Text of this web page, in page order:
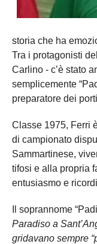
storia che ha
Tra i protagonisti
Carlino - c’è stato
semplicemente
preparatore dei
Classe 1975, Ferri
di campionato
Sammartinese,
tifosi e alla propria
entusiasmo e
Il soprannome
Paradiso a
gridavano sempre